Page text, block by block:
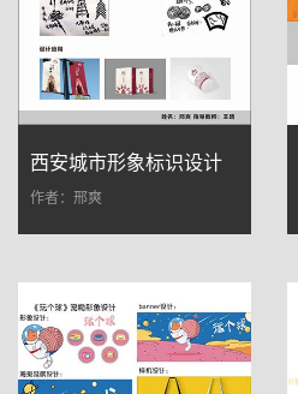
西安城市形象标识设计
作者：邢爽